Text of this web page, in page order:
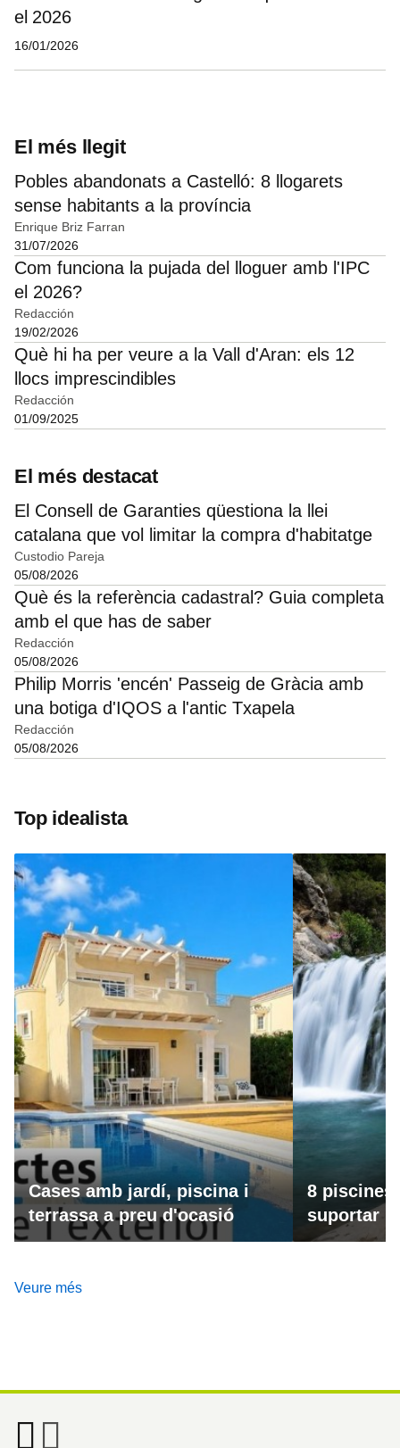
el 2026
16/01/2026
El més llegit
Pobles abandonats a Castelló: 8 llogarets
sense habitants a la província
Enrique Briz Farran
31/07/2026
Com funciona la pujada del lloguer amb l'IPC
el 2026?
Redacción
19/02/2026
Què hi ha per veure a la Vall d'Aran: els 12
llocs imprescindibles
Redacción
01/09/2025
El més destacat
El Consell de Garanties qüestiona la llei
catalana que vol limitar la compra d'habitatge
Custodio Pareja
05/08/2026
Què és la referència cadastral? Guia completa
amb el que has de saber
Redacción
05/08/2026
Philip Morris 'encén' Passeig de Gràcia amb
una botiga d'IQOS a l'antic Txapela
Redacción
05/08/2026
Top idealista
Cases amb jardí, piscina i
terrassa a preu d'ocasió
8 piscines
suportar
Veure més